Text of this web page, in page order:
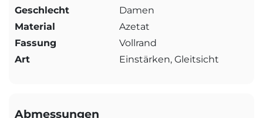
Geschlecht
Damen
Material
Azetat
Fassung
Vollrand
Art
Einstärken, Gleitsicht
Abmessungen